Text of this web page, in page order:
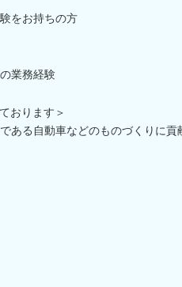
をお持ちの方
業務経験
おります＞
ある自動車などのものづくりに貢